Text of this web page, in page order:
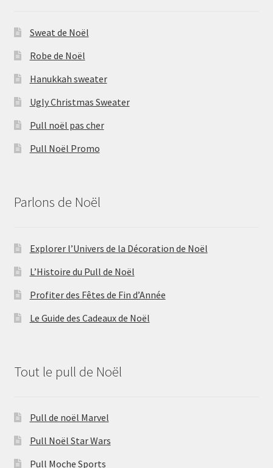
Sweat de Noël
Robe de Noël
Hanukkah sweater
Ugly Christmas Sweater
Pull noël pas cher
Pull Noël Promo
Parlons de Noël
Explorer l’Univers de la Décoration de Noël
L’Histoire du Pull de Noël
Profiter des Fêtes de Fin d’Année
Le Guide des Cadeaux de Noël
Tout le pull de Noël
Pull de noël Marvel
Pull Noël Star Wars
Pull Moche Sports